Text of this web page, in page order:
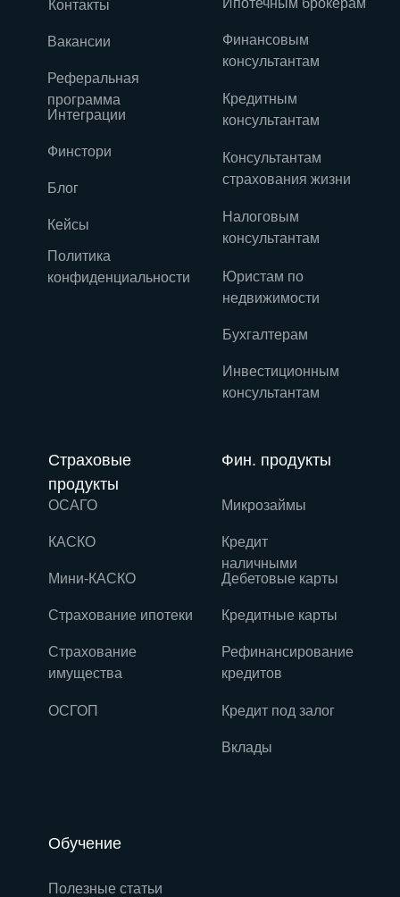
Ипотечным брокерам
Кредитным
консультантам
Консультантам
страхования жизни
Налоговым
консультантам
Инвестиционным
консультантам
Бухгалтерам
Юристам по
недвижимости
Финансовым
консультантам
Рефинансирование
кредитов
Вклады
Кредит под залог
Кредитные карты
Дебетовые карты
Кредит
наличными
Микрозаймы
Фин. продукты
Обучение
Полезные статьи
Страхование
имущества
ОСГОП
Страхование ипотеки
Мини-КАСКО
КАСКО
ОСАГО
Страховые
продукты
Контакты
Вакансии
Реферальная
программа
Политика
конфиденциальности
Кейсы
Блог
Финстори
Интеграции